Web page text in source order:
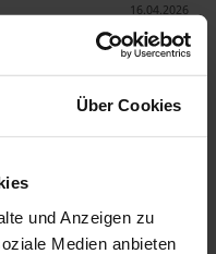
Über Cookies
und Anzeigen zu
Medien anbieten
16.04.2026
Montage
inklusive professioneller
etc.) ..